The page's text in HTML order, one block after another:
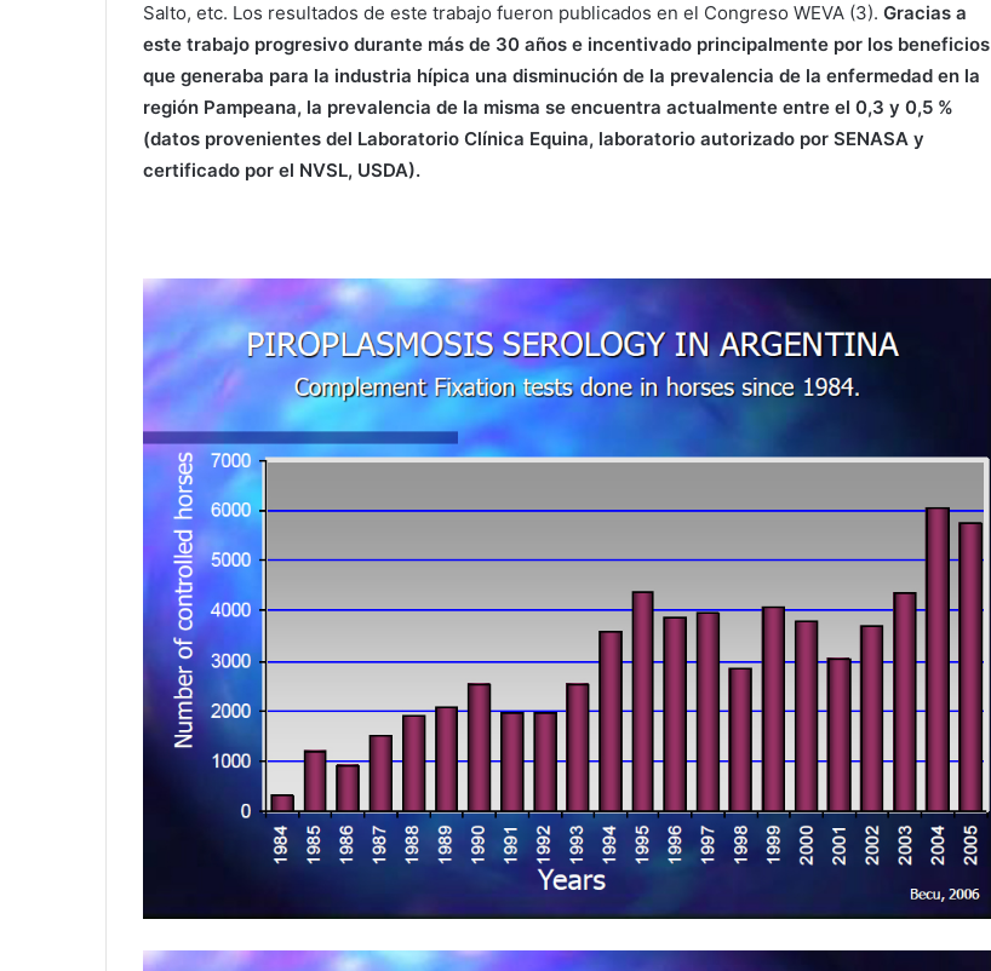
Salto, etc. Los resultados de este trabajo fueron publicados en el Congreso WEVA (3). Gracias a
este trabajo progresivo durante más de 30 años e incentivado principalmente por los beneficios
que generaba para la industria hípica una disminución de la prevalencia de la enfermedad en la
región Pampeana, la prevalencia de la misma se encuentra actualmente entre el 0,3 y 0,5 %
(datos provenientes del Laboratorio Clínica Equina, laboratorio autorizado por SENASA y
certificado por el NVSL, USDA).